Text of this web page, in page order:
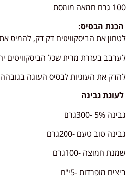
100 גרם חמאה מומסת
הכנת הבסיס:
לטחון את הביסקוויטים דק דק, להמיס
לערבב בעזרת מרית שכל הביסקוויטים
להדק את העוגיות לבסיס העוגה
לעוגת גבינה
גבינה 5% -300גרם
גבינה טוב טעם -200גרם
שמנת חמוצה -100גרם
ביצים מופרדות -5י"ח